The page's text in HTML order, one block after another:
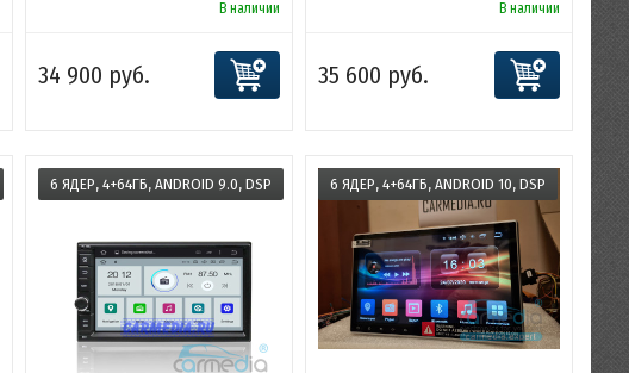
В наличии
34 900 руб.
В наличии
35 600 руб.
6 ЯДЕР, 4+64ГБ, ANDROID 9.0, DSP 6 ЯДЕР, 4+64ГБ, ANDROID 10, DSP